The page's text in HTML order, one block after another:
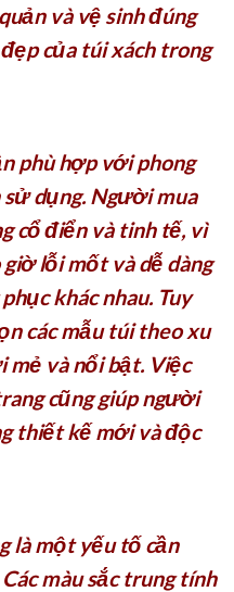
và vệ sinh đúng
của túi xách trong
phù hợp với phong
sử dụng. Người mua
cổ điển và tinh tế, vì
lỗi mốt và dễ dàng
khác nhau. Tuy
các mẫu túi theo xu
và nổi bật. Việc
cũng giúp người
thiết kế mới và độc
là một yếu tố cần
màu sắc trung tính